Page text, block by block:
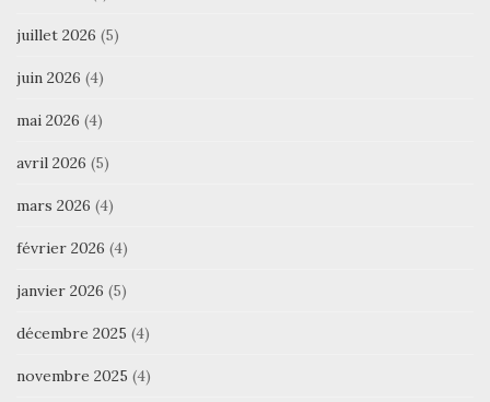
juillet 2026 (5)
juin 2026 (4)
mai 2026 (4)
avril 2026 (5)
mars 2026 (4)
février 2026 (4)
janvier 2026 (5)
décembre 2025 (4)
novembre 2025 (4)